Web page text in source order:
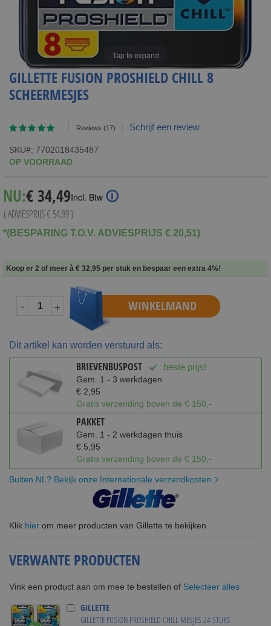
Tap to expand
GILLETTE FUSION PROSHIELD CHILL 8
SCHEERMESJES
Waardering:
Reviews (17) Schrijf een review
SKU
7702018435487
OP VOORRAAD
NU: Special
Price
€ 34,49Incl. Btw
( ADVIESPRIJS€ 54,99)
*(BESPARING T.O.V. ADVIESPRIJS € 20,51)
Koop er 2 of meer à € 32,95 per stuk en bespaar een extra 4%!
- + WINKELMAND
Dit artikel kan worden verstuurd als:
BRIEVENBUSPOST beste prijs!
Gem. 1 - 3 werkdagen
€ 2,95
Gratis verzending boven de € 150,-
PAKKET
Gem. 1 - 2 werkdagen thuis
€ 5,95
Gratis verzending boven de € 150,-
Buiten NL? Bekijk onze Internationale verzendkosten
Klik hier om meer producten van Gillette te bekijken
VERWANTE PRODUCTEN
Vink een product aan om mee te bestellen of Selecteer alles
GILLETTE
GILLETTE FUSION PROSHIELD CHILL MESJES 24 STUKS